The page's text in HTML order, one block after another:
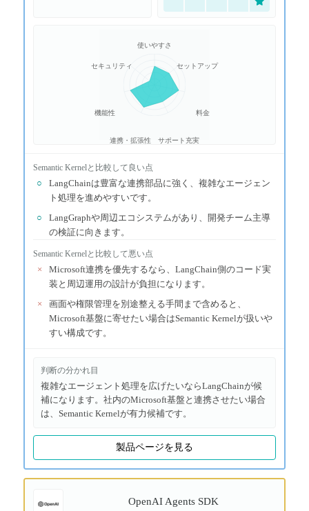
使いやすさ
セットアップ
料金
サポート充実
連携・拡張性
機能性
セキュリティ
Semantic Kernelと比較して良い点
○
LangChainは豊富な連携部品に強く、複雑なエージェン
ト処理を進めやすいです。
○
LangGraphや周辺エコシステムがあり、開発チーム主導
の検証に向きます。
Semantic Kernelと比較して悪い点
×
Microsoft連携を優先するなら、LangChain側のコード実
装と周辺運用の設計が負担になります。
×
画面や権限管理を別途整える手間まで含めると、
Microsoft基盤に寄せたい場合はSemantic Kernelが扱いや
すい構成です。
判断の分かれ目
複雑なエージェント処理を広げたいならLangChainが候
補になります。社内のMicrosoft基盤と連携させたい場合
は、Semantic Kernelが有力候補です。
製品ページを見る
OpenAI Agents SDK